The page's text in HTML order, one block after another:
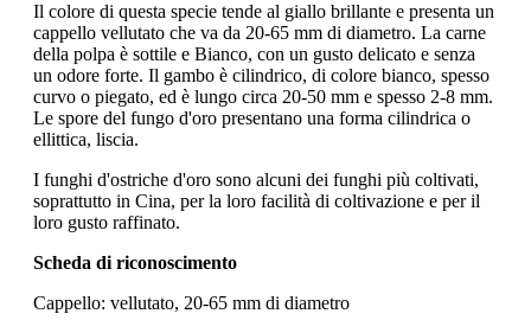
Il colore di questa specie tende al giallo brillante e presenta un
cappello vellutato che va da 20-65 mm di diametro. La carne
della polpa è sottile e Bianco, con un gusto delicato e senza
un odore forte. Il gambo è cilindrico, di colore bianco, spesso
curvo o piegato, ed è lungo circa 20-50 mm e spesso 2-8 mm.
Le spore del fungo d'oro presentano una forma cilindrica o
ellittica, liscia.
I funghi d'ostriche d'oro sono alcuni dei funghi più coltivati,
soprattutto in Cina, per la loro facilità di coltivazione e per il
loro gusto raffinato.
Scheda di riconoscimento
Cappello: vellutato, 20-65 mm di diametro